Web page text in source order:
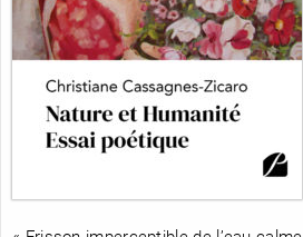
NOUVEAUTÉS
TOUT LE CATALOGUE
RENCONTRE AVEC…
REVUE DE PRESSE